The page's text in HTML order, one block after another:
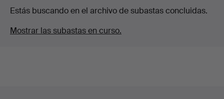
Estás buscando en el archivo de subastas concluidas.
Mostrar las subastas en curso.